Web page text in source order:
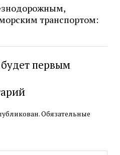
транспортом:
первым
Обязательные